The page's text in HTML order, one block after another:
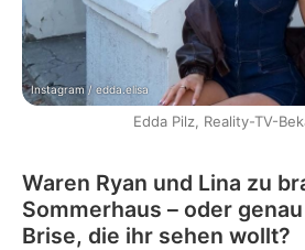
Instagram / edda.elisa
Edda Pilz, Reality-TV-
Waren Ryan und Lina zu
Sommerhaus – oder
Brise, die ihr sehen wollt?